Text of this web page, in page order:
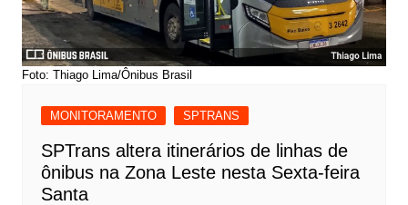
Foto: Thiago Lima/Ônibus Brasil
MONITORAMENTO SPTRANS
SPTrans altera itinerários de linhas de
ônibus na Zona Leste nesta Sexta-feira
Santa